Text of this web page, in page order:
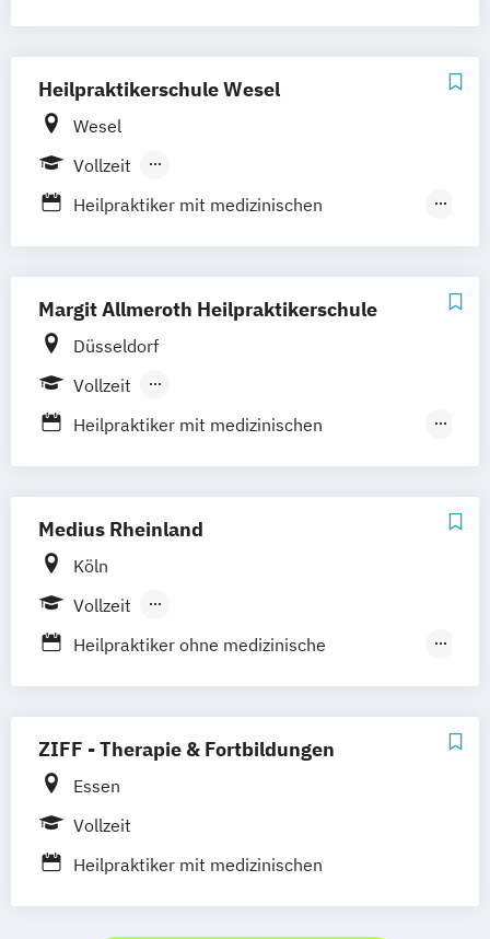
Kenntnisse
Heilpraktikerschule Wesel
Wesel
Vollzeit
Berufsbegleitender Präsenzlehrgang
Heilpraktiker mit medizinischen
Kenntnisse
Margit Allmeroth Heilpraktikerschule
Düsseldorf
Vollzeit
Berufsbegleitender Präsenzlehrgang
Heilpraktiker mit medizinischen
Kenntnisse
Medius Rheinland
Köln
Vollzeit
Berufsbegleitender Präsenzlehrgang
Heilpraktiker ohne medizinische
Heilpraktikert mit medizinischen
Kenntnissen
ZIFF - Therapie & Fortbildungen
Essen
Vollzeit
Heilpraktiker mit medizinischen